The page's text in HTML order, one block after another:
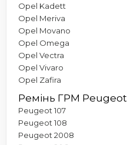
Opel Kadett
Opel Meriva
Opel Movano
Opel Omega
Opel Vectra
Opel Vivaro
Opel Zafira
Ремінь ГРМ Peugeot
Peugeot 107
Peugeot 108
Peugeot 2008